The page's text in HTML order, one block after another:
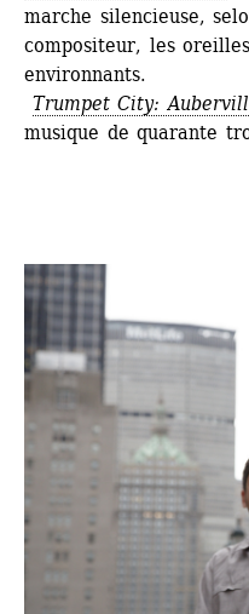
marche silencieuse,
compositeur, les
environnants.
Trumpet City:
musique de quarante